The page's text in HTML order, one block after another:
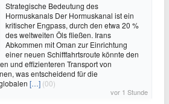
Strategische Bedeutung des
Hormuskanals Der Hormuskanal ist ein
kritischer Engpass, durch den etwa 20 %
des weltweiten Öls fließen. Irans
Abkommen mit Oman zur Einrichtung
einer neuen Schifffahrtsroute könnte den
und effizienteren Transport von
was entscheidend für die
[…] (00)
vor 1 Stunde